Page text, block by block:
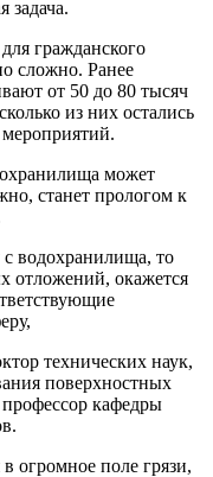
задача.
гражданского
сложно. Ранее
от 50 до 80 тысяч
из них остались
может
станет прологом к
с водохранилища, то
отложений, окажется
технических наук,
поверхностных
кафедры
огромное поле грязи,